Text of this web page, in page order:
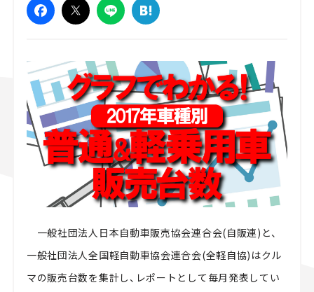
一般社団法人日本自動車販売協会連合会(自販連)と、
一般社団法人全国軽自動車協会連合会(全軽自協)はクル
マの販売台数を集計し、レポートとして毎月発表してい
Series
人気のハッシュタグ
スズキ ジムニー｜Suzuki Jimny
スズキ｜Suzuki
マツダ｜Mazda
マツダ ロードスター｜Mazda Roadster